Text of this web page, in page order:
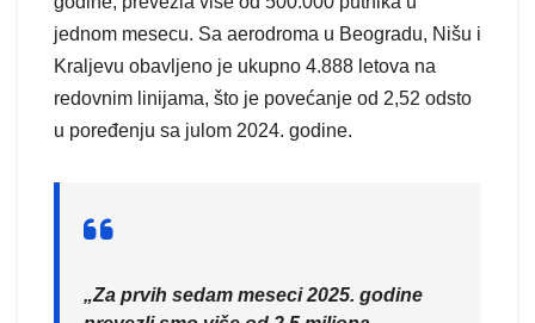
jednom mesecu. Sa aerodroma u Beogradu, Nišu i
Kraljevu obavljeno je ukupno 4.888 letova na
redovnim linijama, što je povećanje od 2,52 odsto
u poređenju sa julom 2024. godine.
„Za prvih sedam meseci 2025. godine